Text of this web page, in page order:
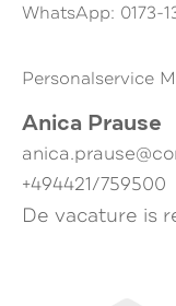
Personalservice
Anica Prause
+494421/759500
De vacature is